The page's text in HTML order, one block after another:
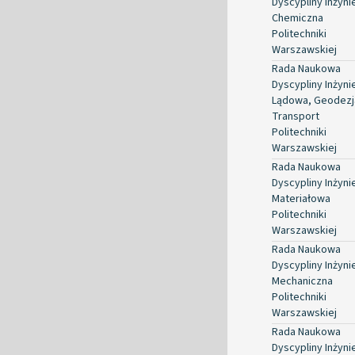
Chemiczna
Politechniki
Warszawskiej
Rada Naukowa
Dyscypliny
Lądowa,
Transport
Politechniki
Warszawskiej
Rada Naukowa
Dyscypliny
Materiałowa
Politechniki
Warszawskiej
Rada Naukowa
Dyscypliny
Mechaniczna
Politechniki
Warszawskiej
Rada Naukowa
Dyscypliny